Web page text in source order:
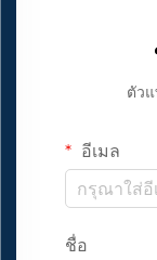
ตัว
อีเมล
ชื่อ